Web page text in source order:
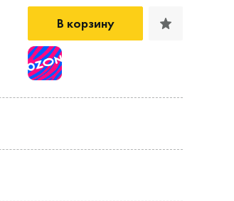
В корзину